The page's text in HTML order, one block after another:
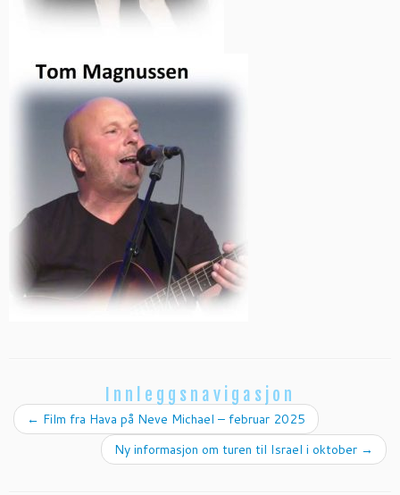
Innleggsnavigasjon
← Film fra Hava på Neve Michael – februar 2025
Ny informasjon om turen til Israel i oktober →